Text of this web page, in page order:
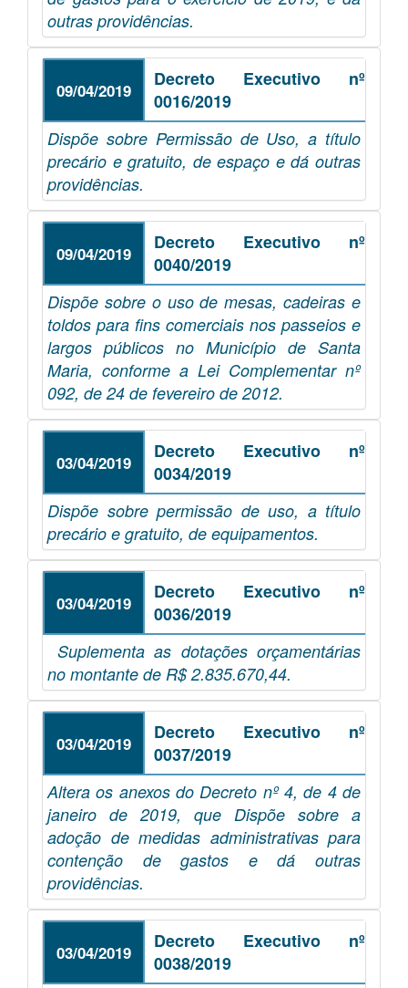
outras providências.
09/04/2019
Decreto Executivo nº
0016/2019
Dispõe sobre Permissão de Uso, a título
precário e gratuito, de espaço e dá outras
providências.
09/04/2019
Decreto Executivo nº
0040/2019
Dispõe sobre o uso de mesas, cadeiras e
toldos para fins comerciais nos passeios e
largos públicos no Município de Santa
Maria, conforme a Lei Complementar nº
092, de 24 de fevereiro de 2012.
03/04/2019
Decreto Executivo nº
0034/2019
Dispõe sobre permissão de uso, a título
precário e gratuito, de equipamentos.
03/04/2019
Decreto Executivo nº
0036/2019
Suplementa as dotações orçamentárias
no montante de R$ 2.835.670,44.
03/04/2019
Decreto Executivo nº
0037/2019
Altera os anexos do Decreto nº 4, de 4 de
janeiro de 2019, que Dispõe sobre a
adoção de medidas administrativas para
contenção de gastos e dá outras
providências.
03/04/2019
Decreto Executivo nº
0038/2019